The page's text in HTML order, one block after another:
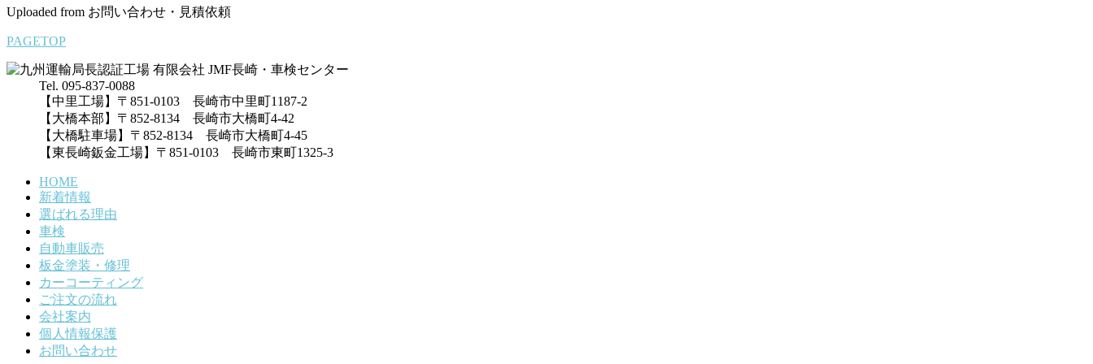
Uploaded from お問い合わせ・見積依頼
PAGETOP
Tel. 095-837-0088
【中里工場】〒851-0103 長崎市中里町1187-2
【大橋本部】〒852-8134 長崎市大橋町4-42
【大橋駐車場】〒852-8134 長崎市大橋町4-45
【東長崎鈑金工場】〒851-0103 長崎市東町1325-3
HOME
新着情報
選ばれる理由
車検
自動車販売
板金塗装・修理
カーコーティング
ご注文の流れ
会社案内
個人情報保護
お問い合わせ